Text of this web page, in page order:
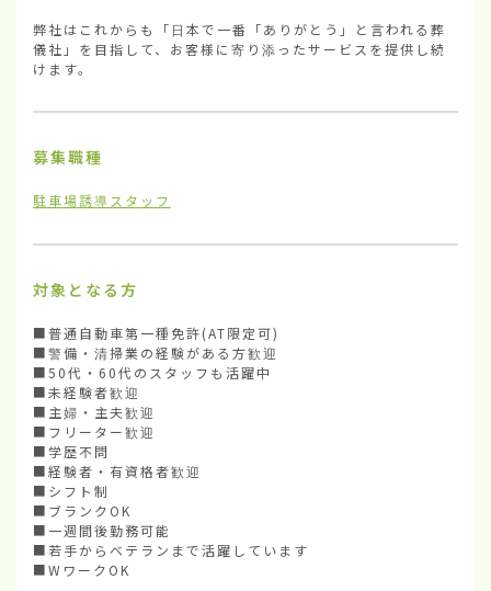
弊社はこれからも「日本で一番「ありがとう」と言われる葬
儀社」を目指して、お客様に寄り添ったサービスを提供し続
けます。
募集職種
駐車場誘導スタッフ
対象となる方
■普通自動車第一種免許(AT限定可)
■警備・清掃業の経験がある方歓迎
■50代・60代のスタッフも活躍中
■未経験者歓迎
■主婦・主夫歓迎
■フリーター歓迎
■学歴不問
■経験者・有資格者歓迎
■シフト制
■ブランクOK
■一週間後勤務可能
■若手からベテランまで活躍しています
■WワークOK